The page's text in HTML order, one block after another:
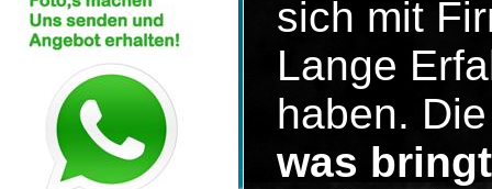
sich mit
Lange
haben.
was